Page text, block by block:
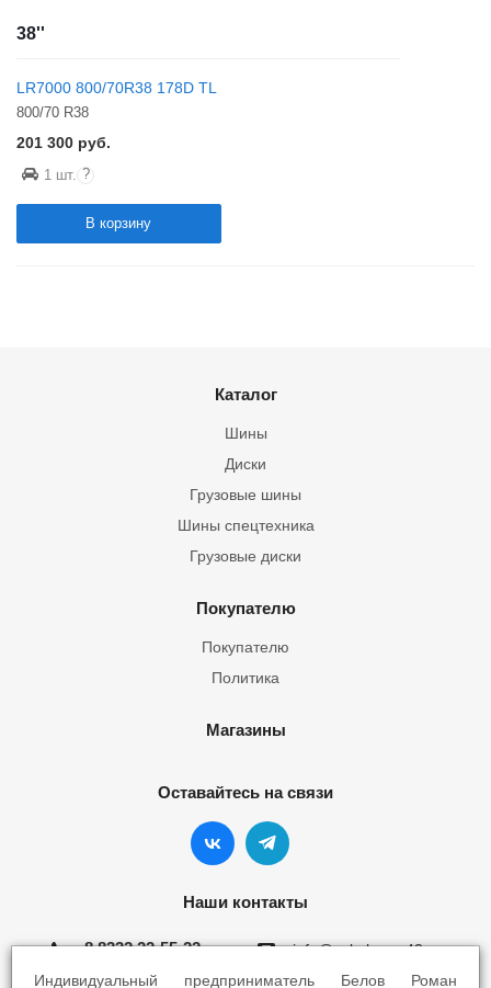
38''
LR7000 800/70R38 178D TL
800/70 R38
201 300 руб.
1 шт. ?
В корзину
Каталог
Шины
Грузовые шины
Шины спецтехника
Диски
Грузовые диски
Покупателю
Покупателю
Политика
Магазины
Оставайтесь на связи
Наши контакты
8 8332 22-55-22
info@yokohama43.ru
Индивидуальный предприниматель Белов Роман